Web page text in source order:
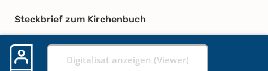
Steckbrief zum Kirchenbuch
Digitalisat anzeigen (Viewer)